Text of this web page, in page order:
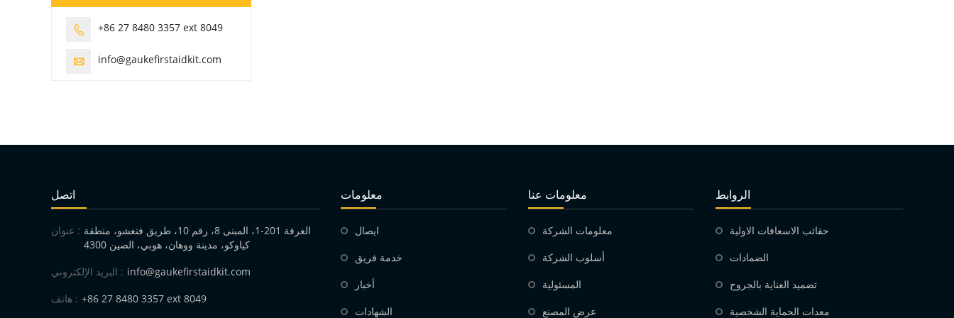
 +86 27 8480 3357 ext 8049
 info@gaukefirstaidkit.com
اتصل
عنوان : الغرفة 201-1، المبنى 8، رقم 10، طريق فنغشو، منطقة
كياوكو، مدينة ووهان، هوبي، الصين 4300
البريد الإلكتروني : info@gaukefirstaidkit.com
هاتف : +86 27 8480 3357 ext 8049
معلومات
ايصال
خدمة فريق
أخبار
الشهادات
معلومات عنا
معلومات الشركة
أسلوب الشركة
المسئولية
عرض المصنع
الروابط
حقائب الاسعافات الاولية
الضمادات
تضميد العناية بالجروح
معدات الحماية الشخصية